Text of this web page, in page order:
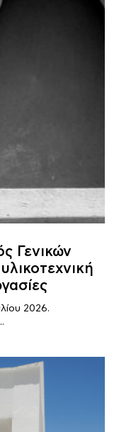
Γενικών
2026.